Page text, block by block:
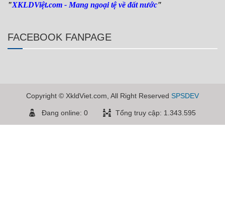
"XKLDViệt.com - Mang ngoại tệ về đất nước"
FACEBOOK FANPAGE
Copyright © XkldViet.com, All Right Reserved SPSDEV
Đang online: 0 Tổng truy cập: 1.343.595